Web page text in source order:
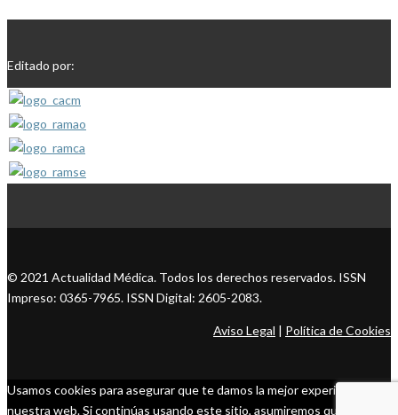
Editado por:
© 2021 Actualidad Médica. Todos los derechos reservados. ISSN
Impreso: 0365-7965. ISSN Digital: 2605-2083.
Aviso Legal | Política de Cookies
Usamos cookies para asegurar que te damos la mejor experiencia en
nuestra web. Si continúas usando este sitio, asumiremos que estás